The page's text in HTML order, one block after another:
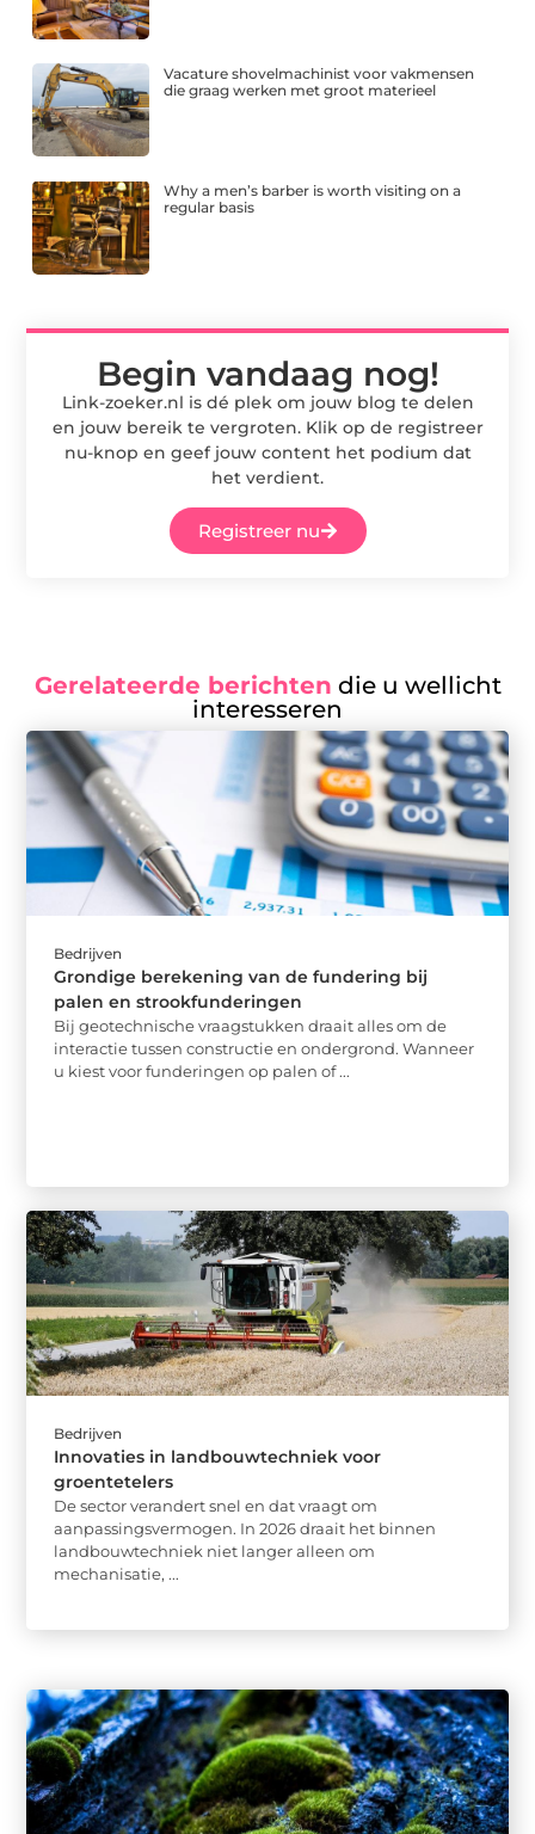
Vacature shovelmachinist voor vakmensen
die graag werken met groot materieel
Why a men’s barber is worth visiting on a
regular basis
Begin vandaag nog!
Link-zoeker.nl is dé plek om jouw blog te delen
en jouw bereik te vergroten. Klik op de registreer
nu-knop en geef jouw content het podium dat
het verdient.
Registreer nu
Gerelateerde berichten die u wellicht
interesseren
Bedrijven
Grondige berekening van de fundering bij
palen en strookfunderingen
Bij geotechnische vraagstukken draait alles om de
interactie tussen constructie en ondergrond. Wanneer
u kiest voor funderingen op palen of ...
Bedrijven
Innovaties in landbouwtechniek voor
groentetelers
De sector verandert snel en dat vraagt om
aanpassingsvermogen. In 2026 draait het binnen
landbouwtechniek niet langer alleen om
mechanisatie, ...